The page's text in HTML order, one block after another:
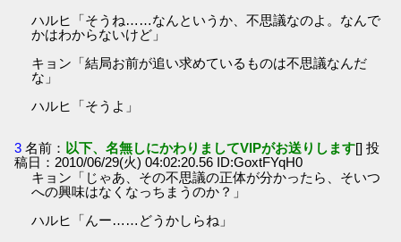
ハルヒ「そうね……なんというか、不思議なのよ。なんで
かはわからないけど」
キョン「結局お前が追い求めているものは不思議なんだ
な」
ハルヒ「そうよ」
3 名前： 以下、名無しにかわりましてVIPがお送りします[] 投
稿日：2010/06/29(火) 04:02:20.56 ID:GoxtFYqH0
キョン「じゃあ、その不思議の正体が分かったら、そいつ
への興味はなくなっちまうのか？」
ハルヒ「んー……どうかしらね」